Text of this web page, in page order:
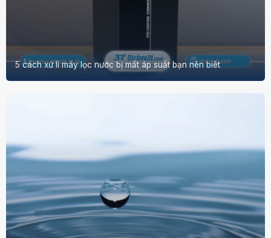
5 cách xử lí máy lọc nước bị mất áp suất bạn nên biêt